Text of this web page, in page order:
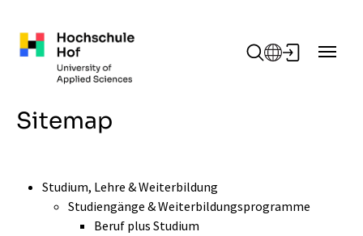
Sitemap
Studium, Lehre & Weiterbildung
Studiengänge & Weiterbildungsprogramme
Beruf plus Studium